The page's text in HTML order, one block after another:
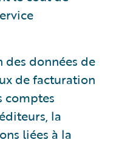
données de
de facturation
comptes
la
liées à la